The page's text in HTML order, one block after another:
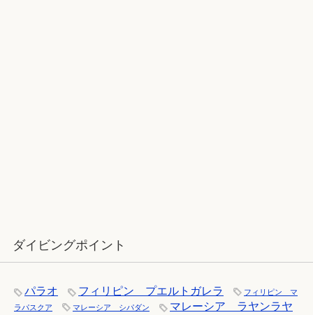
ダイビングポイント
パラオ フィリピン プエルトガレラ
フィリピン マ
ラパスクア
マレーシア シパダン
マレーシア ラヤンラヤ